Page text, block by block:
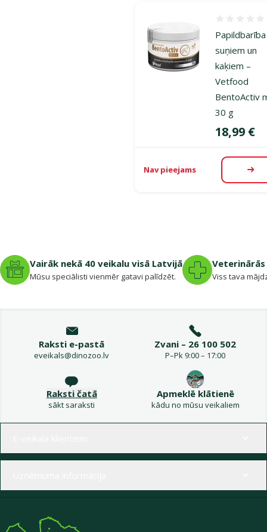
Papildbarība
suņiem un
kaķiem –
Vetfood
BentoActiv
30 g
Cena
18,99 €
Nav pieejams
Vairāk nekā 40 veikalu visā Latvijā
Mūsu speciālisti vienmēr gatavi palīdzēt. Viss tava
Raksti e-pastā
eveikals@dinozoo.lv
Zvani – 26 100 502
P–Pk 9:00 – 17:00
Raksti čatā
sākt saraksti
Apmeklē klātienē
kādu no mūsu veikaliem